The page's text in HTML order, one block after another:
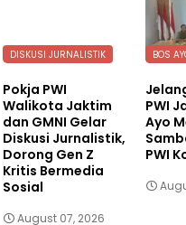
DISKUSI JURNALISTIK
Pokja PWI
Walikota Jaktim
dan GMNI Gelar
Diskusi Jurnalistik,
Dorong Gen Z
Kritis Bermedia
Sosial
August 07, 2026
BOS
PWI
Ayo
PWI